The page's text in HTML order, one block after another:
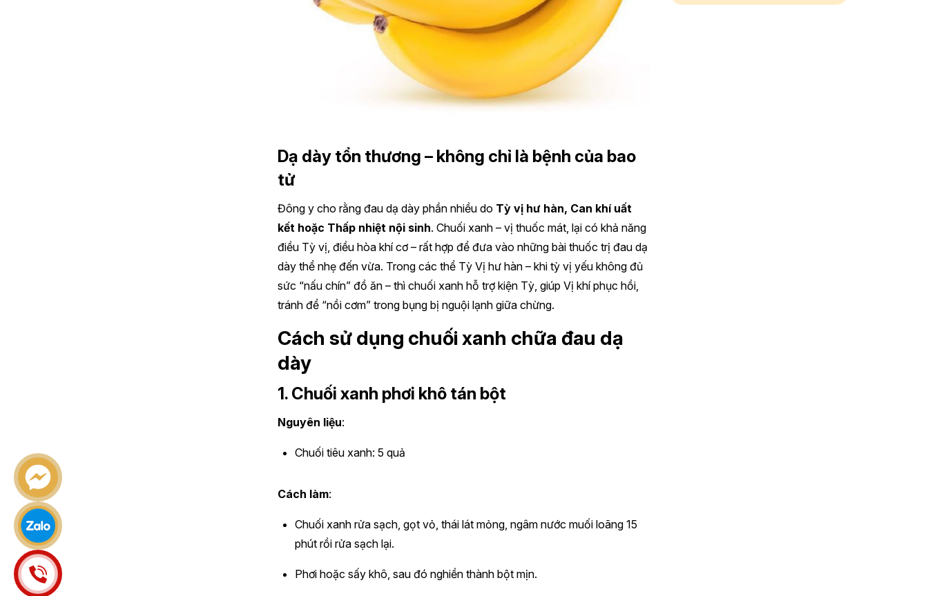
Dạ dày tổn thương – không chỉ là bệnh của bao
tử
Đông y cho rằng đau dạ dày phần nhiều do Tỳ vị hư hàn, Can khí uất
kết hoặc Thấp nhiệt nội sinh. Chuối xanh – vị thuốc mát, lại có khả năng
điều Tỳ vị, điều hòa khí cơ – rất hợp để đưa vào những bài thuốc trị đau dạ
dày thể nhẹ đến vừa. Trong các thể Tỳ Vị hư hàn – khi tỳ vị yếu không đủ
sức “nấu chín” đồ ăn – thì chuối xanh hỗ trợ kiện Tỳ, giúp Vị khí phục hồi,
tránh để “nồi cơm” trong bụng bị nguội lạnh giữa chừng.
Cách sử dụng chuối xanh chữa đau dạ
dày
1. Chuối xanh phơi khô tán bột
Nguyên liệu:
Chuối tiêu xanh: 5 quả
Cách làm:
Chuối xanh rửa sạch, gọt vỏ, thái lát mỏng, ngâm nước muối loãng 15
phút rồi rửa sạch lại.
Phơi hoặc sấy khô, sau đó nghiền thành bột mịn.